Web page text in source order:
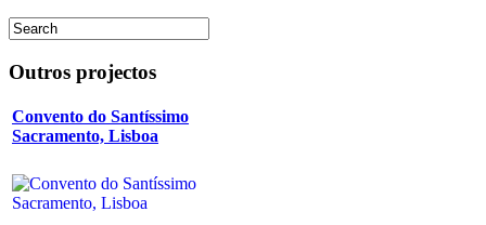
Outros projectos
Convento do Santíssimo
Sacramento, Lisboa